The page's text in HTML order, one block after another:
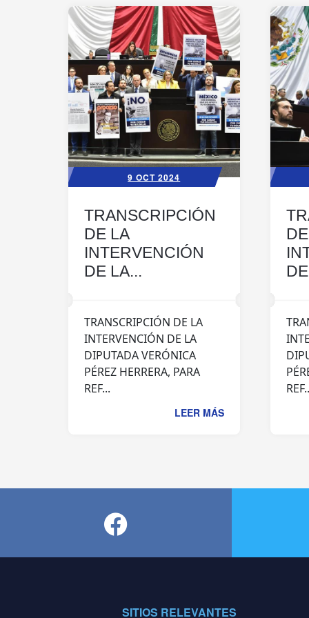
9 OCT 2024
TRANSCRIPCIÓN
DE LA
INTERVENCIÓN
DE LA...
TRANSCRIPCIÓN DE LA
INTERVENCIÓN DE LA
DIPUTADA VERÓNICA
PÉREZ HERRERA, PARA
REF...
LEER MÁS
SITIOS RELEVANTES